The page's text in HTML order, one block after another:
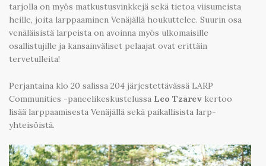
tarjolla on myös matkustusvinkkejä sekä tietoa viisumeista
heille, joita larppaaminen Venäjällä houkuttelee. Suurin osa
venäläisistä larpeista on avoinna myös ulkomaisille
osallistujille ja kansainväliset pelaajat ovat erittäin
tervetulleita!
Perjantaina klo 20 salissa 204 järjestettävässä LARP
Communities -paneelikeskustelussa Leo Tzarev kertoo
lisää larppaamisesta Venäjällä sekä paikallisista larp-
yhteisöistä.